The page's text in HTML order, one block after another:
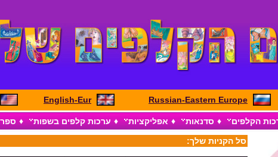
Russian-Eastern Europe
English-Eur
הקלפים ♦ סדנאות ♦ אפליקציות ♦ ערכות קלפים בשפות ♦
סל הקניות שלך: